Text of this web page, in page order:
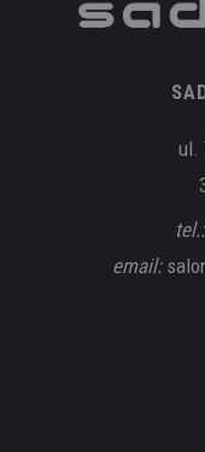
ul.
tel.:
email: